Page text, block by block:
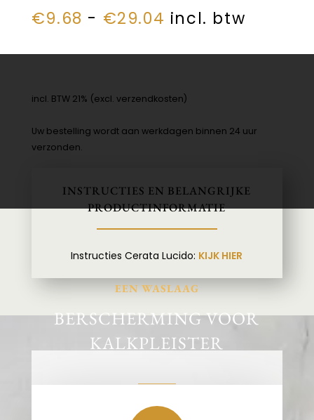
€9.68 - €29.04 Prijsklasse:
tot
incl. btw
incl. BTW 21% (excl. verzendkosten)
Uw bestelling wordt aan werkdagen binnen 24 uur
verzonden.
INSTRUCTIES EN BELANGRIJKE
PRODUCTINFORMATIE
Instructies Cerata Lucido: KIJK HIER
EEN WASLAAG
BERSCHERMING VOOR
KALKPLEISTER